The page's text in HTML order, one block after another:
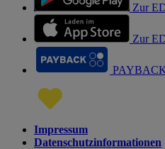
Zur
Zur
Impressum
Datenschutzinformationen